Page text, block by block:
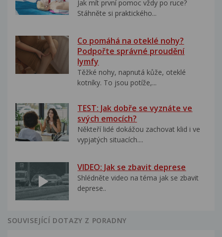
Jak mít první pomoc vždy po ruce?
Stáhněte si praktického...
Co pomáhá na oteklé nohy?
Podpořte správné proudění
lymfy
Těžké nohy, napnutá kůže, oteklé
kotníky. To jsou potíže,...
TEST: Jak dobře se vyznáte ve
svých emocích?
Někteří lidé dokážou zachovat klid i ve
vypjatých situacích....
VIDEO: Jak se zbavit deprese
Shlédněte video na téma jak se zbavit
deprese..
SOUVISEJÍCÍ DOTAZY Z PORADNY